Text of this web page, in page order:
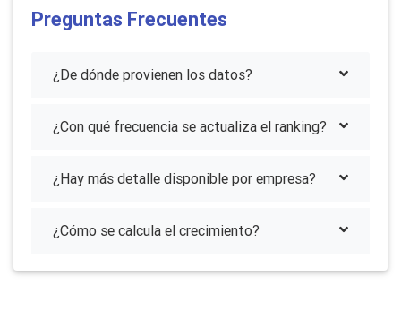
Preguntas Frecuentes
¿De dónde provienen los datos?
¿Con qué frecuencia se actualiza el ranking?
¿Hay más detalle disponible por empresa?
¿Cómo se calcula el crecimiento?